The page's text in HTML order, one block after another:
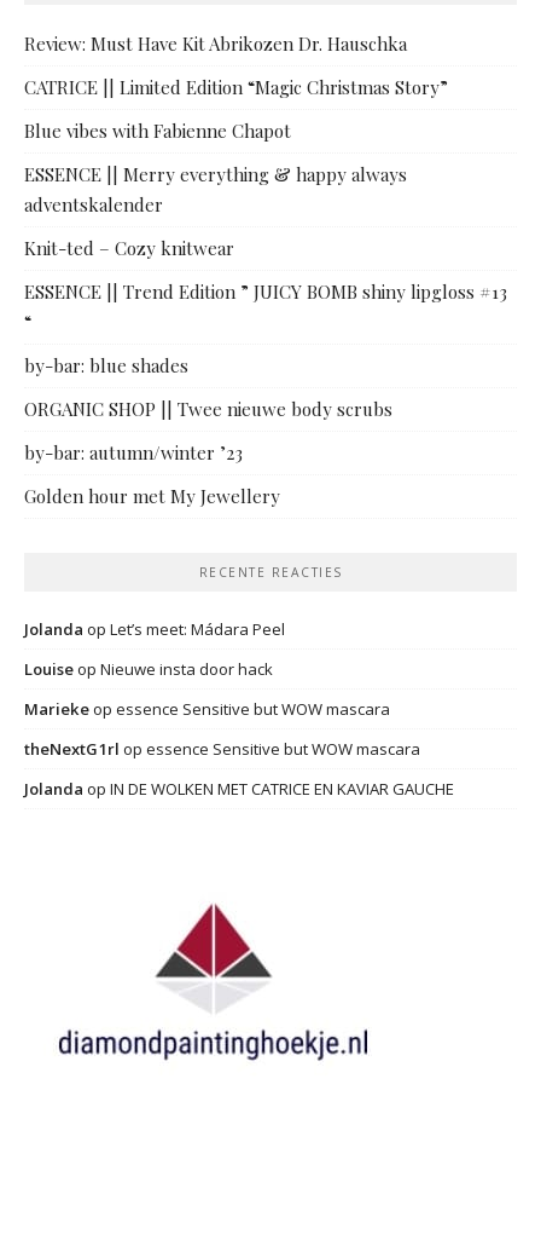
Review: Must Have Kit Abrikozen Dr. Hauschka
CATRICE || Limited Edition “Magic Christmas Story”
Blue vibes with Fabienne Chapot
ESSENCE || Merry everything & happy always
adventskalender
Knit-ted – Cozy knitwear
ESSENCE || Trend Edition ” JUICY BOMB shiny lipgloss #13
“
by-bar: blue shades
ORGANIC SHOP || Twee nieuwe body scrubs
by-bar: autumn/winter ’23
Golden hour met My Jewellery
RECENTE REACTIES
Jolanda op Let’s meet: Mádara Peel
Louiseop Nieuwe insta door hack
Mariekeop essence Sensitive but WOW mascara
theNextG1rl op essence Sensitive but WOW mascara
Jolanda op IN DE WOLKEN MET CATRICE EN KAVIAR GAUCHE